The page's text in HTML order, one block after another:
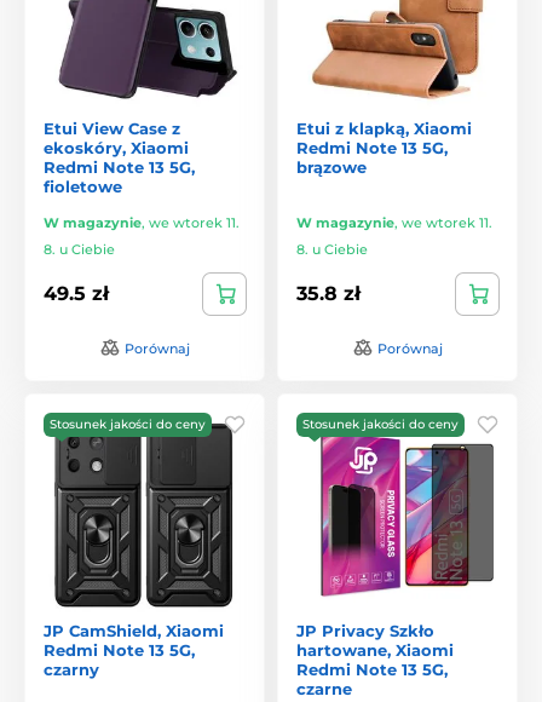
Etui View Case z
ekoskóry, Xiaomi
Redmi Note 13 5G,
fioletowe
W magazynie, we wtorek 11.
8. u Ciebie
49.5 zł
Porównaj
Etui z klapką, Xiaomi
Redmi Note 13 5G,
brązowe
W magazynie, we wtorek 11.
8. u Ciebie
35.8 zł
Porównaj
Stosunek jakości do ceny
JP CamShield, Xiaomi
Redmi Note 13 5G,
czarny
Stosunek jakości do ceny
JP Privacy Szkło
hartowane, Xiaomi
Redmi Note 13 5G,
czarne